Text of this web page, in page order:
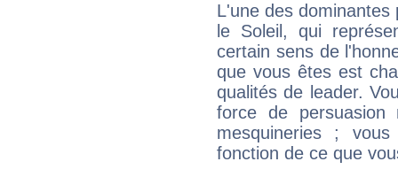
L'une des
le Soleil, qui
certain sens de
que vous êtes est
qualités de leader.
force de
mesquineries ;
fonction de ce que